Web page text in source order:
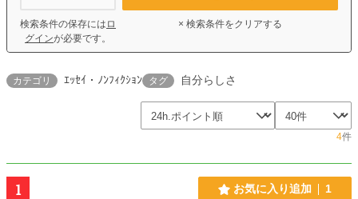
検索条件の保存には ロ
グインが必要です。
× 検索条件をクリアする
カテゴリ ｴｯｾｲ・ﾉﾝﾌｨｸｼｮﾝ タグ 自分らしさ
4件
1 お気に入り追加 1